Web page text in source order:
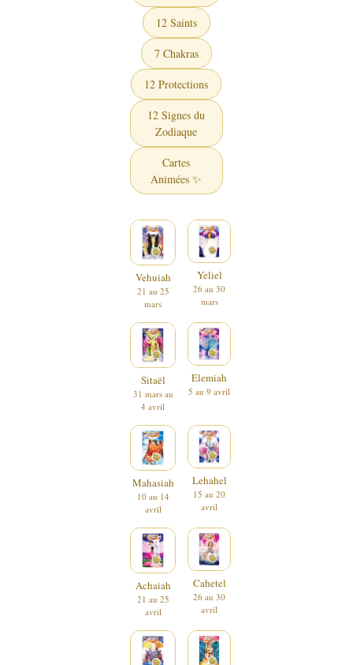
12 Saints
7 Chakras
12 Protections
12 Signes du
Zodiaque
Cartes
Animées ✨
Vehuiah
21 au 25
mars
Yeliel
26 au 30
mars
Sitaël
31 mars au
4 avril
Elemiah
5 au 9 avril
Mahasiah
10 au 14
avril
Lehahel
15 au 20
avril
Achaiah
21 au 25
avril
Cahetel
26 au 30
avril